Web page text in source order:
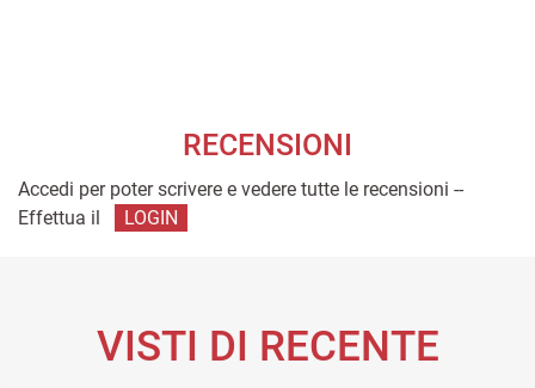
RECENSIONI
Accedi per poter scrivere e vedere tutte le recensioni --
Effettua il
LOGIN
VISTI DI RECENTE